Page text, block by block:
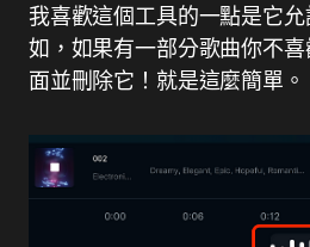
我喜歡這個工具的一點是它
如，如果有一部分歌曲你不
面並刪除它！就是這麼簡單。